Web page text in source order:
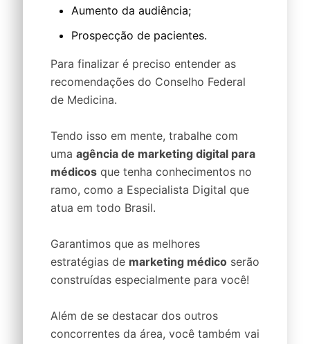
Aumento da audiência;
Prospecção de pacientes.
Para finalizar é preciso entender as
recomendações do Conselho Federal
de Medicina.
Tendo isso em mente, trabalhe com
uma agência de marketing digital para
médicos que tenha conhecimentos no
ramo, como a Especialista Digital que
atua em todo Brasil.
Garantimos que as melhores
estratégias de marketing médico serão
construídas especialmente para você!
Além de se destacar dos outros
concorrentes da área, você também vai